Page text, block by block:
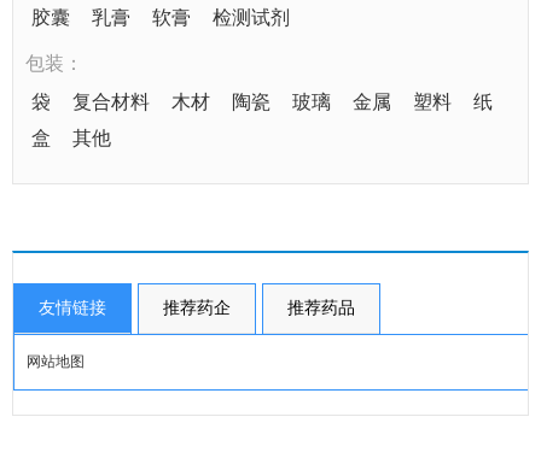
胶囊
乳膏 软膏 检测试剂
包装：
袋
复合材料 木材 陶瓷 玻璃 金属 塑料
纸
盒
其他
友情链接 推荐药企 推荐药品
网站地图